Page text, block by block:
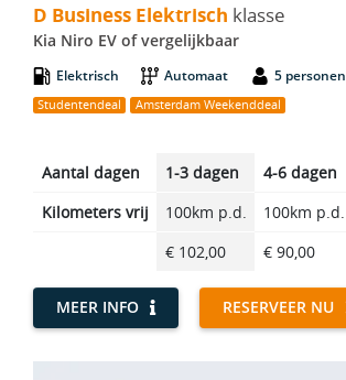
D Business Elektrisch klasse
Kia Niro EV of vergelijkbaar
Elektrisch Automaat 5 personen
Studentendeal Amsterdam Weekenddeal
Aantal dagen 1-3 dagen 4-6 dagen
Kilometers vrij
100km p.d. 100km p.d.
€ 102,00
€ 90,00
MEER INFO RESERVEER NU